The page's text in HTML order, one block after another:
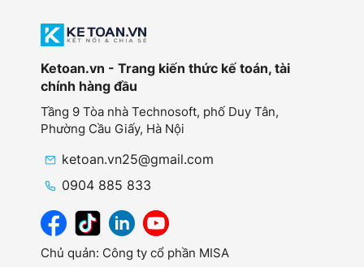
Ketoan.vn - Trang kiến thức kế toán, tài
chính hàng đầu
Tầng 9 Tòa nhà Technosoft, phố Duy Tân,
Phường Cầu Giấy, Hà Nội
ketoan.vn25@gmail.com
0904 885 833
Chủ quản: Công ty cổ phần MISA